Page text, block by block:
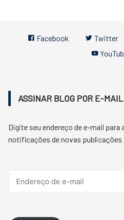
Facebook Twitter
ASSINAR BLOG POR E-MAIL
Digite seu endereço de e-mail para
notificações de novas publicações